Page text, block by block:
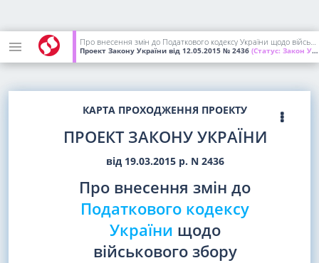
Про внесення змін до Податкового кодексу України щодо військового збору
Проект Закону України від 12.05.2015 № 2436 (Статус: Закон України; підписаний Президентом України)
КАРТА ПРОХОДЖЕННЯ ПРОЕКТУ
ПРОЕКТ ЗАКОНУ УКРАЇНИ
від 19.03.2015 р. N 2436
Про внесення змін до
Податкового кодексу
України щодо
військового збору